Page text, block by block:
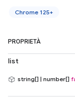
Chrome 125+
PROPRIETÀ
list
string[] | number[]